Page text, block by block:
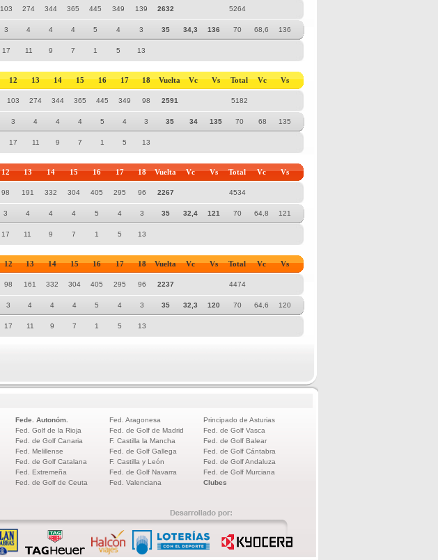
103 274 344 365 445 349 139 2632 5264
3 4 4 4 5 4 3 35 34,3 136 70 68,6 136
17 11 9 7 1 5 13
12 13 14 15 16 17 18 Vuelta Vc Vs Total Vc Vs
103 274 344 365 445 349 98 2591 5182
3 4 4 4 5 4 3 35 34 135 70 68 135
17 11 9 7 1 5 13
12 13 14 15 16 17 18 Vuelta Vc Vs Total Vc Vs
98 191 332 304 405 295 96 2267 4534
3 4 4 4 5 4 3 35 32,4 121 70 64,8 121
17 11 9 7 1 5 13
12 13 14 15 16 17 18 Vuelta Vc Vs Total Vc Vs
98 161 332 304 405 295 96 2237 4474
3 4 4 4 5 4 3 35 32,3 120 70 64,6 120
17 11 9 7 1 5 13
Fede. Autonóm.
Fed. Golf de la Rioja
Fed. de Golf Canaria
Fed. Melillense
Fed. de Golf Catalana
Fed. Extremeña
Fed. de Golf de Ceuta
Fed. Aragonesa
Fed. de Golf de Madrid
F. Castilla la Mancha
Fed. de Golf Gallega
F. Castilla y León
Fed. de Golf Navarra
Fed. Valenciana
Principado de Asturias
Fed. de Golf Vasca
Fed. de Golf Balear
Fed. de Golf Cántabra
Fed. de Golf Andaluza
Fed. de Golf Murciana
Clubes